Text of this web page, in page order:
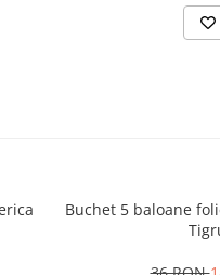
Buchet 5 baloane